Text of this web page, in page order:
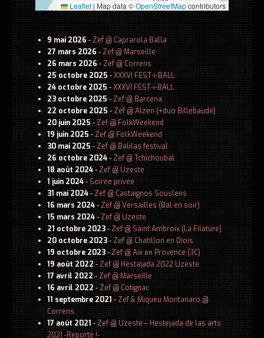
Leaflet | Map data ©OpenStreetMapcontributors
9 mai 2026 - Zef @ Caprarola Balla
27 mars 2026 - Zef @ Marseille
26 mars 2026 - Zef @ Correns
25 octobre 2025 -XXXVI FEST-i-BALL
24 octobre 2025 -XXXVI FEST-i-BALL
23 octobre 2025 - Zef @ Barcena
22 octobre 2025 - Zef @ Alzen (+duo Billebaude)
20 juin 2025 - Zef @ FolkWeekend
19 juin 2025 - Zef @ FolkWeekend
30 mai 2025 - Zef @ Balilas festival
26 octobre 2024- Zef @ Tchichoubal
18 août 2024- Zef @ Uzeste
1 juin 2024- Soirée privée
31 mai 2024- Zef @ Castaignos Souslens
16 mars 2024- Zef @ Versailles (Bal en soir)
15 mars 2024- Zef @ Uzeste
21 octobre 2023- Zef @ Saint Ambroix (La Filature)
20 octobre 2023- Zef @ Chatillon en Diois
19 octobre 2023- Zef @ Aix en Provence (3C)
19 août 2022 - Zef @ Hestajada 2022 Uzeste
17 avril 2022 - Zef @ Marseille
16 avril 2022 - Zef @ Cotignac
11 septembre 2021 - Zef & Miqueu Montanaro @
Correns
17 août 2021 - Zef @ Uzeste – Hestejada de las arts
2021 -Reporté !-